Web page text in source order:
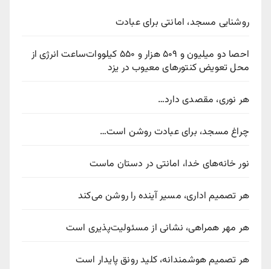
روشنایی مسجد، امانتی برای عبادت
احصا دو میلیون و ۵۰۹ هزار و ۵۵۰ کیلووات‌ساعت انرژی از
محل تعویض کنتورهای معیوب در یزد
هر نوری، مقصدی دارد…
چراغ مسجد، برای عبادت روشن است…
نور خانه‌های خدا، امانتی در دستان ماست
هر تصمیم اداری، مسیر آینده را روشن می‌کند
هر مهر همراهی، نشانی از مسئولیت‌پذیری است
هر تصمیم هوشمندانه، کلید رونق پایدار است